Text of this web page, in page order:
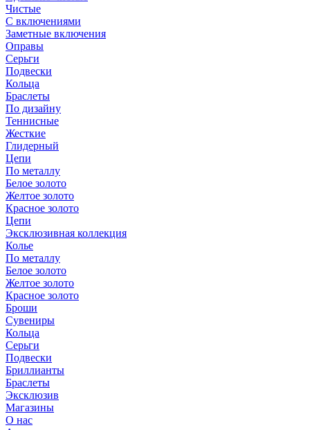
Чистые
С включениями
Заметные включения
Оправы
Серьги
Подвески
Кольца
Браслеты
По дизайну
Теннисные
Жесткие
Глидерный
Цепи
По металлу
Белое золото
Желтое золото
Красное золото
Цепи
Эксклюзивная коллекция
Колье
По металлу
Белое золото
Желтое золото
Красное золото
Броши
Сувениры
Кольца
Серьги
Подвески
Бриллианты
Браслеты
Эксклюзив
Магазины
О нас